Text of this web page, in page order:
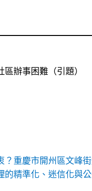
辦事困難（引題）
重慶市開州區文峰
精準化、迷信化與